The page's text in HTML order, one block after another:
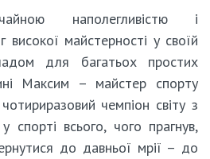
наполегливістю і
високої майстерності у своїй
для багатьох простих
Максим – майстер спорту
чемпіон світу з
спорті всього, чого прагнув,
до давньої мрії – до